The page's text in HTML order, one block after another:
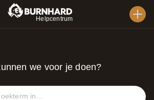
Helpcentrum
we voor je doen?